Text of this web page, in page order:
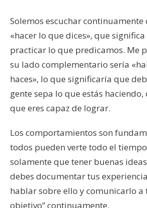
Solemos escuchar continuamente
«hacer lo que dices», que
practicar lo que predicamos. Me
su lado complementario sería
haces», lo que significaría que
gente sepa lo que estás haciendo,
que eres capaz de lograr.
Los comportamientos son
todos pueden verte todo el
solamente que tener buenas
debes documentar tus
hablar sobre ello y comunicarlo a
objetivo” continuamente.